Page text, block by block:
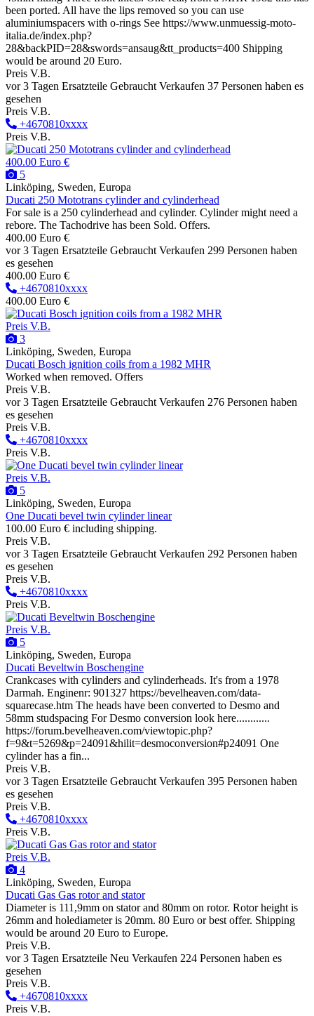
been ported. All have the lips removed so you can use
aluminiumspacers with o-rings See https://www.unmuessig-moto-
italia.de/index.php?
28&backPID=28&swords=ansaug&tt_products=400 Shipping
would be around 20 Euro.
Preis V.B.
vor 3 Tagen Ersatzteile Gebraucht Verkaufen 37 Personen haben es
gesehen
Preis V.B.
+4670810xxxx
Preis V.B.
400.00 Euro €
5
Linköping, Sweden, Europa
Ducati 250 Mototrans cylinder and cylinderhead
For sale is a 250 cylinderhead and cylinder. Cylinder might need a
rebore. The Tachodrive has been Sold. Offers.
400.00 Euro €
vor 3 Tagen Ersatzteile Gebraucht Verkaufen 299 Personen haben
es gesehen
400.00 Euro €
+4670810xxxx
400.00 Euro €
Preis V.B.
3
Linköping, Sweden, Europa
Ducati Bosch ignition coils from a 1982 MHR
Worked when removed. Offers
Preis V.B.
vor 3 Tagen Ersatzteile Gebraucht Verkaufen 276 Personen haben
es gesehen
Preis V.B.
+4670810xxxx
Preis V.B.
Preis V.B.
5
Linköping, Sweden, Europa
One Ducati bevel twin cylinder linear
100.00 Euro € including shipping.
Preis V.B.
vor 3 Tagen Ersatzteile Gebraucht Verkaufen 292 Personen haben
es gesehen
Preis V.B.
+4670810xxxx
Preis V.B.
Preis V.B.
5
Linköping, Sweden, Europa
Ducati Beveltwin Boschengine
Crankcases with cylinders and cylinderheads. It's from a 1978
Darmah. Enginenr: 901327 https://bevelheaven.com/data-
squarecase.htm The heads have been converted to Desmo and
58mm studspacing For Desmo conversion look here............
https://forum.bevelheaven.com/viewtopic.php?
f=9&t=5269&p=24091&hilit=desmoconversion#p24091 One
cylinder has a fin...
Preis V.B.
vor 3 Tagen Ersatzteile Gebraucht Verkaufen 395 Personen haben
es gesehen
Preis V.B.
+4670810xxxx
Preis V.B.
Preis V.B.
4
Linköping, Sweden, Europa
Ducati Gas Gas rotor and stator
Diameter is 111,9mm on stator and 80mm on rotor. Rotor height is
26mm and holediameter is 20mm. 80 Euro or best offer. Shipping
would be around 20 Euro to Europe.
Preis V.B.
vor 3 Tagen Ersatzteile Neu Verkaufen 224 Personen haben es
gesehen
Preis V.B.
+4670810xxxx
Preis V.B.